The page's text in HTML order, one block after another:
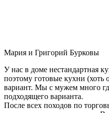
Мария и Григорий Бурковы
У нас в доме нестандартная
поэтому готовые кухни
вариант. Мы с мужем много
подходящего варианта.
После всех походов по